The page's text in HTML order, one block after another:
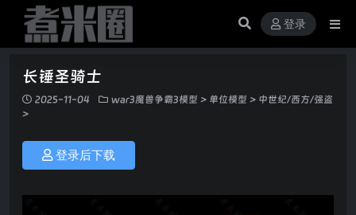
登录
长锤圣骑士
2025-11-04 war3魔兽争霸3模型 > 单位模型 > 中世纪/西方/强盗
>
登录后下载